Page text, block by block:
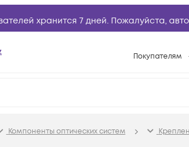
хранится 7 дней. Пожалуйста,
Покупателям
Вопросы и
Компоненты оптических систем